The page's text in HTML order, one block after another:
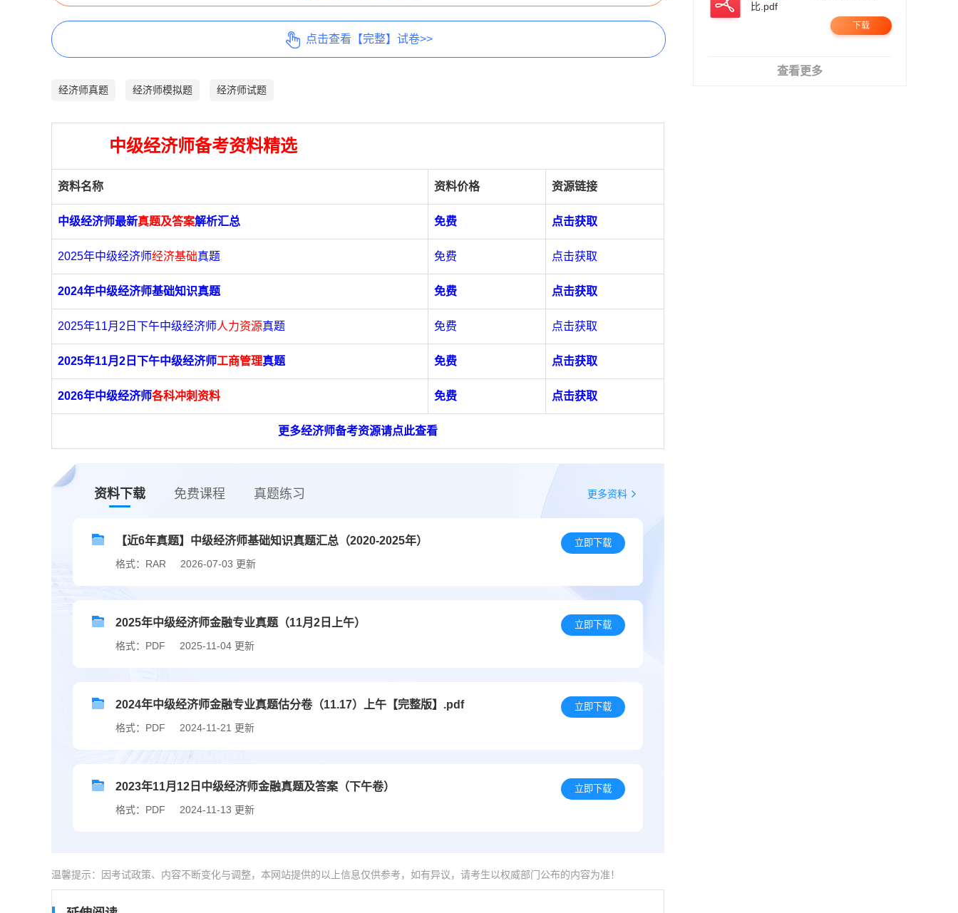
点击查看【完整】试卷>>
经济师真题 经济师模拟题 经济师试题
中级经济师备考资料精选
资料名称 资料价格 资源链接
中级经济师最新真题及答案解析汇总 免费 点击获取
2025年中级经济师经济基础真题 免费 点击获取
2024年中级经济师基础知识真题 免费 点击获取
2025年11月2日下午中级经济师人力资源真题 免费 点击获取
2025年11月2日下午中级经济师工商管理真题 免费 点击获取
2026年中级经济师各科冲刺资料 免费 点击获取
更多经济师备考资源请点此查看
资料下载 免费课程 真题练习 更多资料
【近6年真题】中级经济师基础知识真题汇总（2020-2025年）
格式：RAR 2026-07-03 更新
立即下载
2025年中级经济师金融专业真题（11月2日上午）
格式：PDF 2025-11-04 更新
立即下载
2024年中级经济师金融专业真题估分卷（11.17）上午【完整版】.pdf
格式：PDF 2024-11-21 更新
立即下载
2023年11月12日中级经济师金融真题及答案（下午卷）
格式：PDF 2024-11-13 更新
立即下载
温馨提示：因考试政策、内容不断变化与调整，本网站提供的以上信息仅供参考，如有异议，请考生以权威部门公布的内容为准！
比.pdf
下载
查看更多